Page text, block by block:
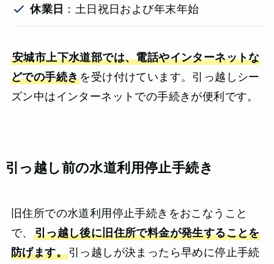
休業日 ：土日祝日および年末年始
安城市上下水道部では、電話やインターネットな
どでの手続きを受け付けています。引っ越しシー
ズン中はインターネットでの手続きが便利です。
引っ越し前の水道利用停止手続き
旧住所での水道利用停止手続きをおこなうこと
で、 引っ越し後に旧住所で料金が発生することを
防げます。引っ越しが決まったら早めに停止手続